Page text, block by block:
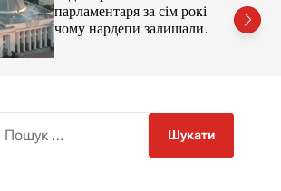
а
ч
р
о
парламентаря за сім років:
чому нардепи залишали
парламент